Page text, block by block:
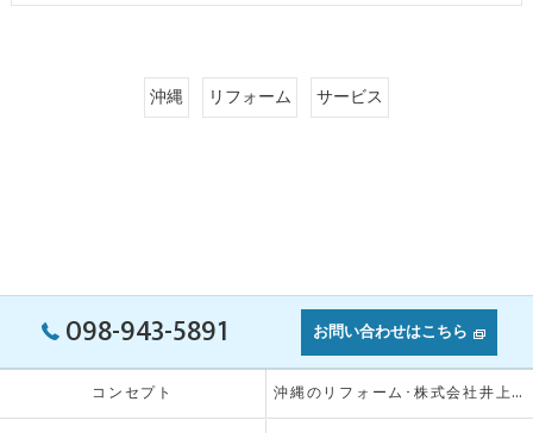
沖縄 リフォーム サービス
098-943-5891 お問い合わせはこちら
コンセプト 沖縄のリフォーム･株式会社井上工務店の口コミ情報